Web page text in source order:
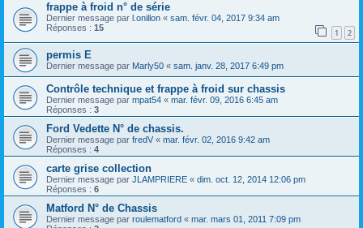
frappe à froid n° de série
Dernier message par l.onillon « sam. févr. 04, 2017 9:34 am
Réponses : 15 1 2
permis E
Dernier message par Marly50 « sam. janv. 28, 2017 6:49 pm
Contrôle technique et frappe à froid sur chassis
Dernier message par mpat54 « mar. févr. 09, 2016 6:45 am
Réponses : 3
Ford Vedette N° de chassis.
Dernier message par fredV « mar. févr. 02, 2016 9:42 am
Réponses : 4
carte grise collection
Dernier message par JLAMPRIERE « dim. oct. 12, 2014 12:06 pm
Réponses : 6
Matford N° de Chassis
Dernier message par roulematford « mar. mars 01, 2011 7:09 pm